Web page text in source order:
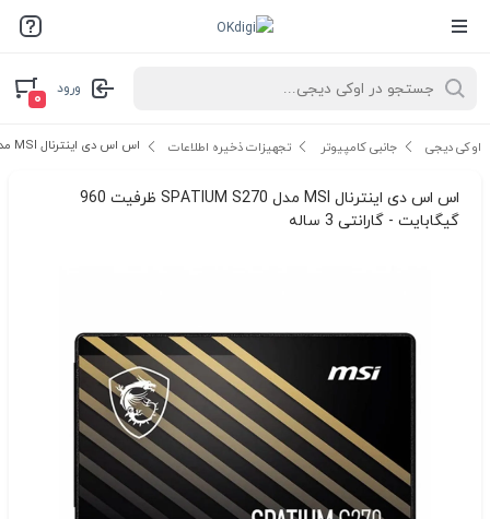
ورود
۰
اوکی دیجی جانبی کامپیوتر تجهیزات ذخیره اطلاعات اس اس دی اینترنال MSI مدل SPATIUM S270 ظرفیت 960 گیگابایت - گارانتی 3 ساله
اس اس دی اینترنال MSI مدل SPATIUM S270 ظرفیت 960
گیگابایت - گارانتی 3 ساله